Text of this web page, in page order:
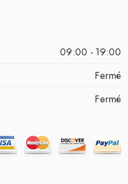
09:00 - 19:00
Fermé
Fermé